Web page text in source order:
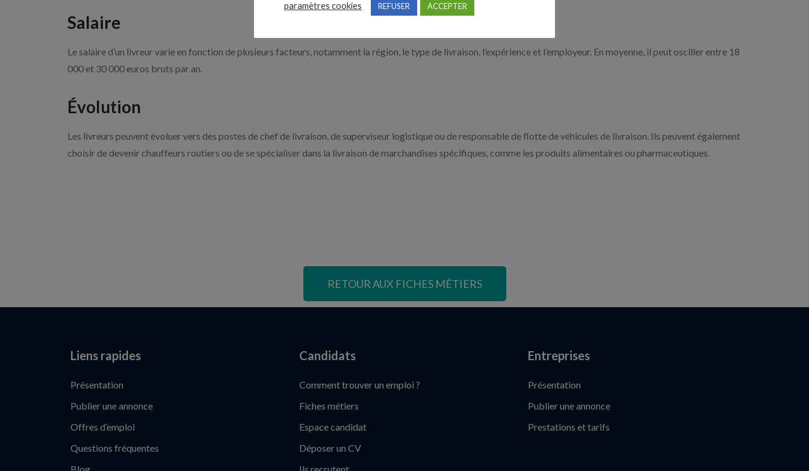
Salaire
Le salaire d’un livreur varie en fonction de plusieurs facteurs, notamment la région, le type de livraison, l’expérience et l’employeur. En moyenne, il peut osciller entre 18
000 et 30 000 euros bruts par an.
Évolution
Les livreurs peuvent évoluer vers des postes de chef de livraison, de superviseur logistique ou de responsable de flotte de véhicules de livraison. Ils peuvent également
choisir de devenir chauffeurs routiers ou de se spécialiser dans la livraison de marchandises spécifiques, comme les produits alimentaires ou pharmaceutiques.
RETOUR AUX FICHES MÉTIERS
Liens rapides
Présentation
Publier une annonce
Offres d’emploi
Questions fréquentes
Candidats
Comment trouver un emploi ?
Fiches métiers
Espace candidat
Déposer un CV
Entreprises
Présentation
Publier une annonce
Prestations et tarifs
paramètres cookies REFUSER ACCEPTER